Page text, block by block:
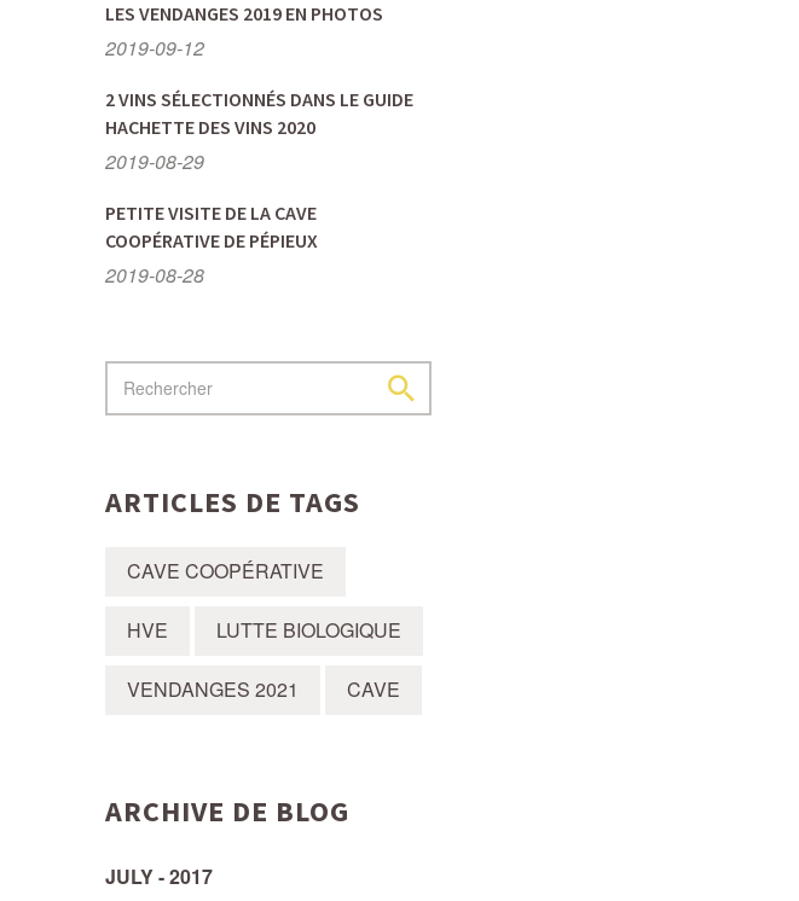
LES VENDANGES 2019 EN PHOTOS
2019-09-12
2 VINS SÉLECTIONNÉS DANS LE GUIDE
HACHETTE DES VINS 2020
2019-08-29
PETITE VISITE DE LA CAVE
COOPÉRATIVE DE PÉPIEUX
2019-08-28
ARTICLES DE TAGS
CAVE COOPÉRATIVE
HVE LUTTE BIOLOGIQUE
VENDANGES 2021 CAVE
ARCHIVE DE BLOG
JULY - 2017